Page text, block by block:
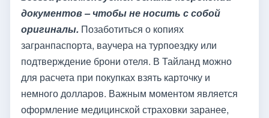
документов – чтобы не носить с собой
оригиналы. Позаботиться о копиях
загранпаспорта, ваучера на турпоездку или
подтверждение брони отеля. В Тайланд можно
для расчета при покупках взять карточку и
немного долларов. Важным моментом является
оформление медицинской страховки заранее,